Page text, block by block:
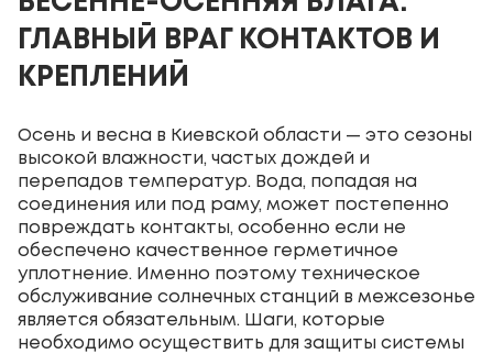
ГЛАВНЫЙ ВРАГ КОНТАКТОВ И
КРЕПЛЕНИЙ
Осень и весна в Киевской области — это сезоны
высокой влажности, частых дождей и
перепадов температур. Вода, попадая на
соединения или под раму, может постепенно
повреждать контакты, особенно если не
обеспечено качественное герметичное
уплотнение. Именно поэтому техническое
обслуживание солнечных станций в межсезонье
является обязательным. Шаги, которые
необходимо осуществить для защиты системы